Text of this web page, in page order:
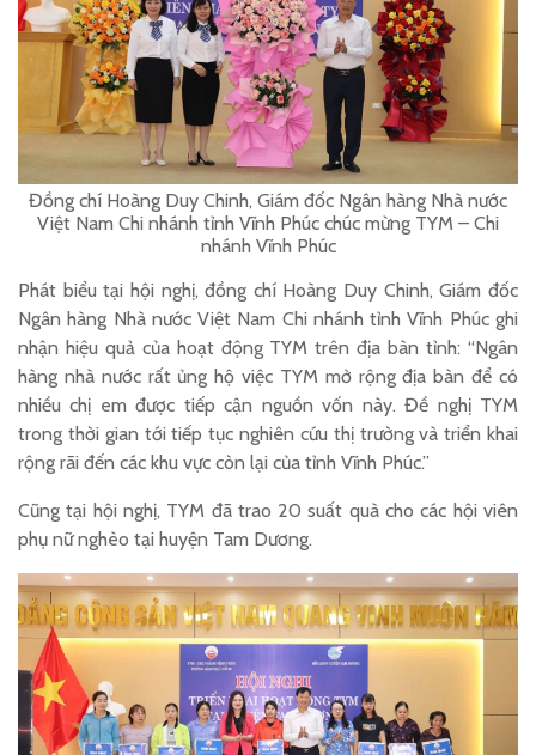
Đồng chí Hoàng Duy Chinh, Giám đốc Ngân hàng Nhà nước
Việt Nam Chi nhánh tỉnh Vĩnh Phúc chúc mừng TYM – Chi
nhánh Vĩnh Phúc
Phát biểu tại hội nghị, đồng chí Hoàng Duy Chinh, Giám đốc
Ngân hàng Nhà nước Việt Nam Chi nhánh tỉnh Vĩnh Phúc ghi
nhận hiệu quả của hoạt động TYM trên địa bàn tỉnh: “Ngân
hàng nhà nước rất ủng hộ việc TYM mở rộng địa bàn để có
nhiều chị em được tiếp cận nguồn vốn này. Đề nghị TYM
trong thời gian tới tiếp tục nghiên cứu thị trường và triển khai
rộng rãi đến các khu vực còn lại của tỉnh Vĩnh Phúc.”
Cũng tại hội nghị, TYM đã trao 20 suất quà cho các hội viên
phụ nữ nghèo tại huyện Tam Dương.